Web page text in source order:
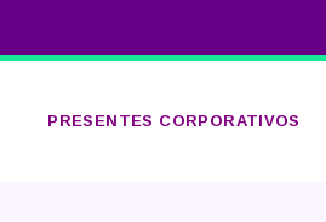
PRESENTES CORPORATIVOS